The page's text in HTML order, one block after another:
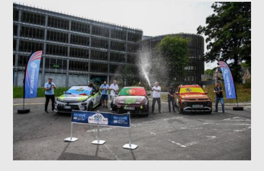
Desporto